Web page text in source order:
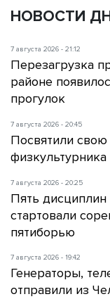
НОВОСТИ
7 августа 2026 - 21:12
Перезагрузка
районе
прогулок
7 августа 2026 - 20:45
Посвятили
7 августа 2026 - 20:25
Пять
стартовали
пятиборью
7 августа 2026 - 19:42
Генераторы,
отправили из